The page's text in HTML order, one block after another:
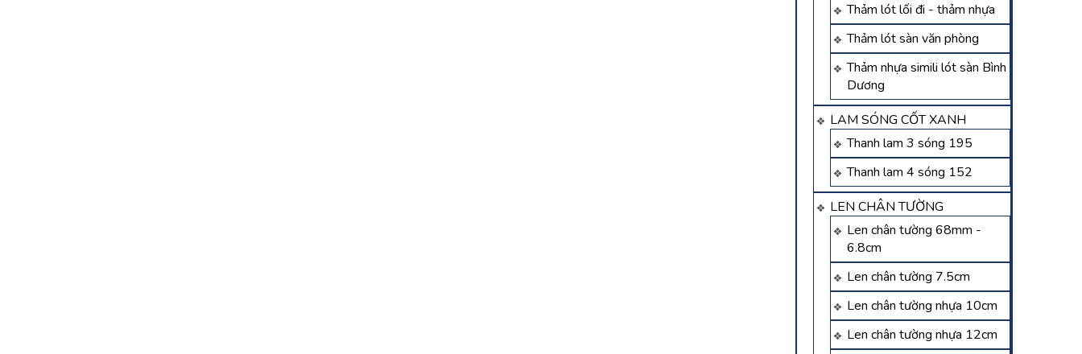
Thảm lót lối đi - thảm nhựa
Thảm lót sàn văn phòng
Thảm nhựa simili lót sàn Bình
Dương
LAM SÓNG CỐT XANH
Thanh lam 3 sóng 195
Thanh lam 4 sóng 152
LEN CHÂN TƯỜNG
Len chân tường 68mm -
6.8cm
Len chân tường 7.5cm
Len chân tường nhựa 10cm
Len chân tường nhựa 12cm